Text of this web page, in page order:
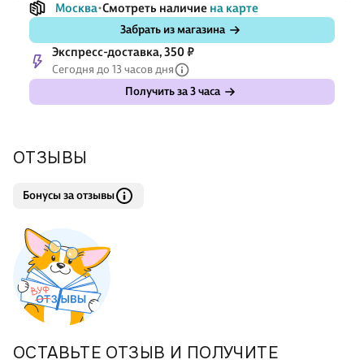
Москва Смотреть наличие на карте
Забрать из магазина
Экспресс-доставка, 350 ₽
Сегодня до 13 часов дня
Получить за 3 часа
ОТЗЫВЫ
Бонусы за отзывы
ОСТАВЬТЕ ОТЗЫВ И ПОЛУЧИТЕ